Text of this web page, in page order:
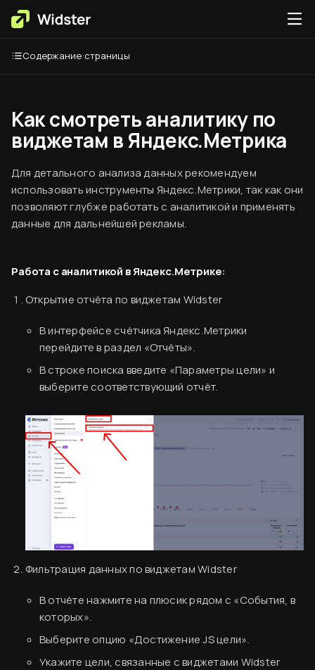
Как смотреть аналитику по
виджетам в Яндекс.Метрика
Для детального анализа данных рекомендуем
использовать инструменты Яндекс.Метрики, так как они
позволяют глубже работать с аналитикой и применять
данные для дальнейшей рекламы.
Работа с аналитикой в Яндекс.Метрике:
Открытие отчёта по виджетам Widster
В интерфейсе счётчика Яндекс.Метрики
перейдите в раздел «Отчёты».
В строке поиска введите «Параметры цели» и
выберите соответствующий отчёт.
Фильтрация данных по виджетам Widster
В отчёте нажмите на плюсик рядом с «События, в
которых».
Выберите опцию «Достижение JS цели».
Укажите цели, связанные с виджетами Widster
Содержание страницы